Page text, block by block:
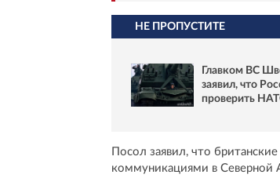
НЕ ПРОПУСТИТЕ
Главком ВС
заявил, что
проверить
Посол заявил, что
коммуникациями в Северной